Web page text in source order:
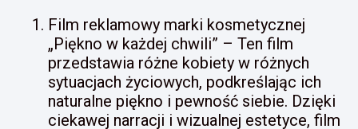
Film reklamowy marki kosmetycznej
„Piękno w każdej chwili” – Ten film
przedstawia różne kobiety w różnych
sytuacjach życiowych, podkreślając ich
naturalne piękno i pewność siebie. Dzięki
ciekawej narracji i wizualnej estetyce, film